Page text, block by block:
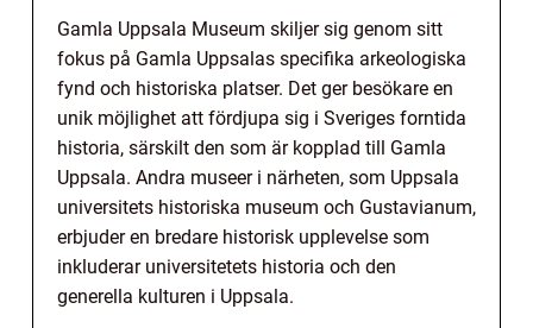
Gamla Uppsala Museum skiljer sig genom sitt
fokus på Gamla Uppsalas specifika arkeologiska
fynd och historiska platser. Det ger besökare en
unik möjlighet att fördjupa sig i Sveriges forntida
historia, särskilt den som är kopplad till Gamla
Uppsala. Andra museer i närheten, som Uppsala
universitets historiska museum och Gustavianum,
erbjuder en bredare historisk upplevelse som
inkluderar universitetets historia och den
generella kulturen i Uppsala.